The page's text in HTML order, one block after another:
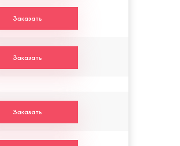
Заказать
Заказать
Заказать